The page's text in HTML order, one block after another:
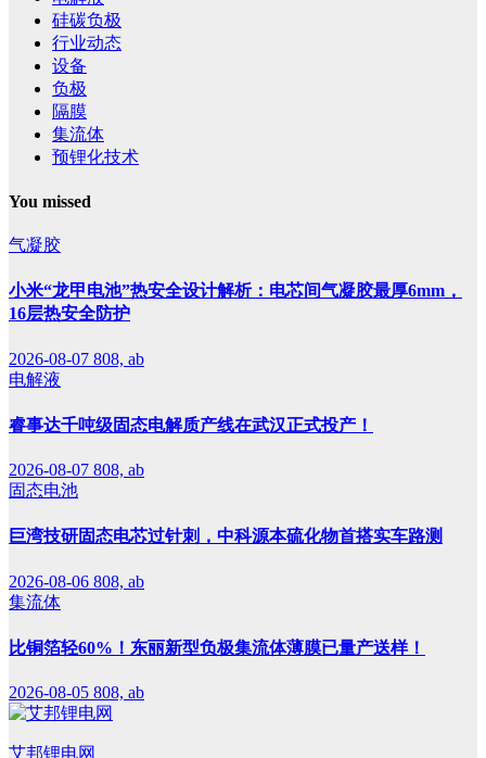
硅碳负极
行业动态
设备
负极
隔膜
集流体
预锂化技术
You missed
气凝胶
小米“龙甲电池”热安全设计解析：电芯间气凝胶最厚6mm，
16层热安全防护
2026-08-07 808, ab
电解液
睿事达千吨级固态电解质产线在武汉正式投产！
2026-08-07 808, ab
固态电池
巨湾技研固态电芯过针刺，中科源本硫化物首搭实车路测
2026-08-06 808, ab
集流体
比铜箔轻60%！东丽新型负极集流体薄膜已量产送样！
2026-08-05 808, ab
艾邦锂电网